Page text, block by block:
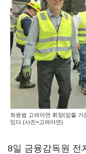
최윤범 고려아연 회장(앞줄
있다.(사진=고려아연)
8일 금융감독원 전